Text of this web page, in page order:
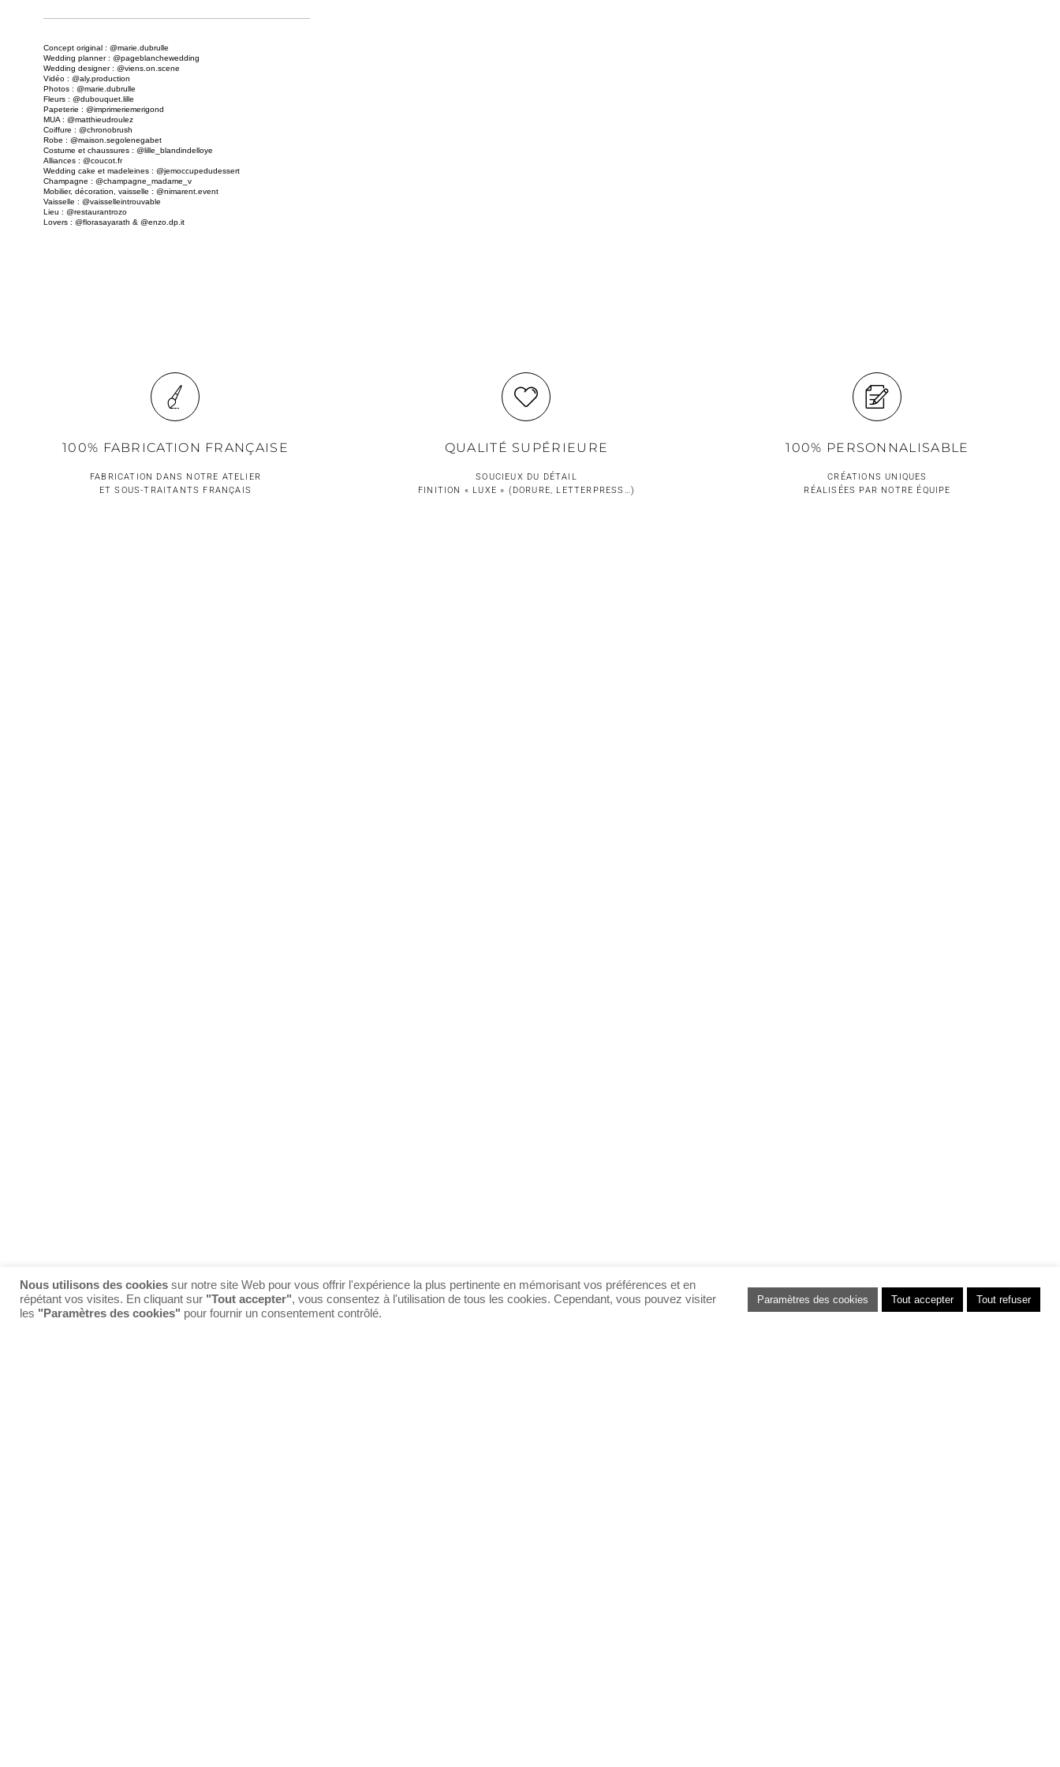
Concept original : @marie.dubrulle
Wedding planner : @pageblanchewedding
Wedding designer : @viens.on.scene
Vidéo : @aly.production
Photos : @marie.dubrulle
Fleurs : @‌dubouquet.lille
Papeterie : @‌imprimeriemerigond
MUA : @‌matthieudroulez
Coiffure : @‌chronobrush
Robe : @‌maison.segolenegabet
Costume et chaussures : @lille_blandindelloye
Alliances : @‌coucot.fr
Wedding cake et madeleines : @‌jemoccupedudessert
Champagne : @‌champagne_madame_v
Mobilier, décoration, vaisselle : @‌nimarent.event
Vaisselle : @‌vaisselleintrouvable
Lieu : @‌restaurantrozo
Lovers : @‌florasayarath & @‌enzo.dp.it
100% FABRICATION FRANÇAISE
FABRICATION DANS NOTRE ATELIER
ET SOUS-TRAITANTS FRANÇAIS
QUALITÉ SUPÉRIEURE
SOUCIEUX DU DÉTAIL
FINITION « LUXE » (DORURE, LETTERPRESS…)
100% PERSONNALISABLE
CRÉATIONS UNIQUES
RÉALISÉES PAR NOTRE ÉQUIPE
Nous utilisons des cookies sur notre site Web pour vous offrir l'expérience la plus pertinente en mémorisant vos préférences et en
répétant vos visites. En cliquant sur "Tout accepter", vous consentez à l'utilisation de tous les cookies. Cependant, vous pouvez visiter
les "Paramètres des cookies" pour fournir un consentement contrôlé.
Paramètres des cookies Tout accepter Tout refuser